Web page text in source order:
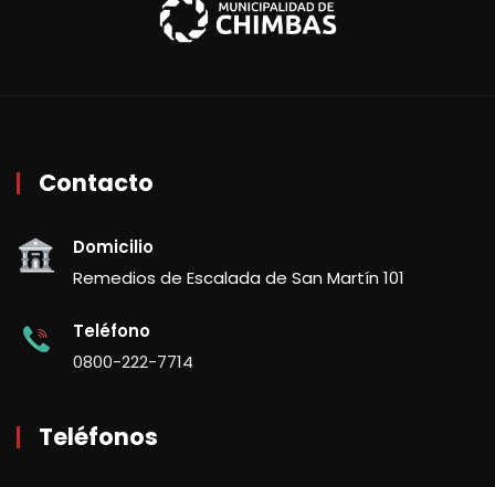
Contacto
Domicilio
Remedios de Escalada de San Martín 101
Teléfono
0800-222-7714
Teléfonos